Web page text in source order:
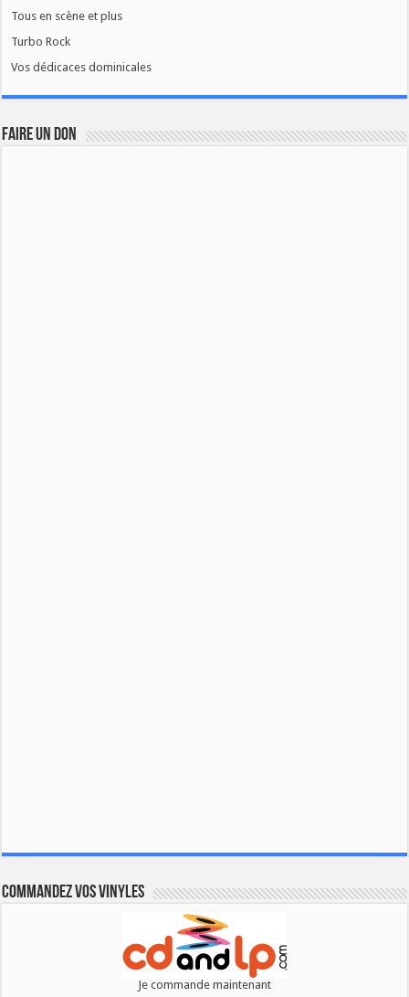
Tous en scène et plus
Turbo Rock
Vos dédicaces dominicales
FAIRE UN DON
Commandez vos vinyles
Je commande maintenant